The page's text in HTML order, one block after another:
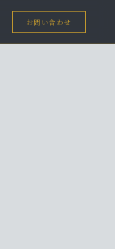
お問い合わせ